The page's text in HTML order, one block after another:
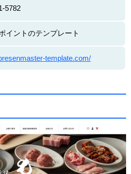
5782
イントのテンプレート
template.com/